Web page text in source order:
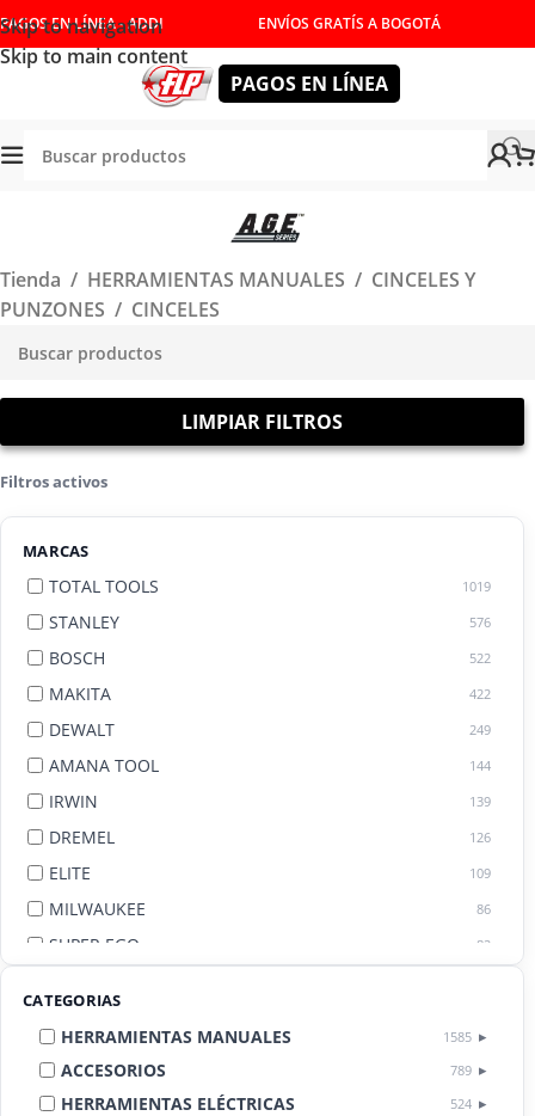
Skip to navigation
Skip to main content
PAGOS EN LÍNEA - ADDI ENVÍOS GRATÍS A BOGOTÁ
PAGOS EN LÍNEA
Tienda / HERRAMIENTAS MANUALES / CINCELES Y
PUNZONES / CINCELES
LIMPIAR FILTROS
Filtros activos
MARCAS
TOTAL TOOLS 1019
STANLEY 576
BOSCH 522
MAKITA 422
DEWALT 249
AMANA TOOL 144
IRWIN 139
DREMEL 126
ELITE 109
MILWAUKEE 86
SUPER EGO 82
CATEGORIAS
HERRAMIENTAS MANUALES 1585
ACCESORIOS 789
HERRAMIENTAS ELÉCTRICAS 524